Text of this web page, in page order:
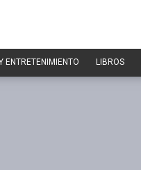
ENTRETENIMIENTO LIBROS